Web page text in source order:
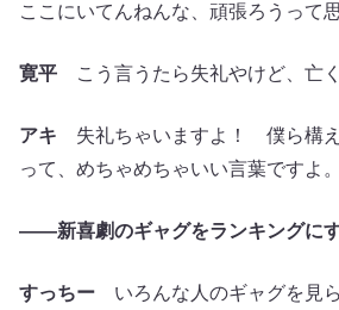
ここにいてんねんな、頑張ろうって
寛平こう言うたら失礼やけど、亡く
アキ 失礼ちゃいますよ！ 僕ら構え
って、めちゃめちゃいい言葉ですよ。
――新喜劇のギャグをランキングに
すっちーいろんな人のギャグを見ら